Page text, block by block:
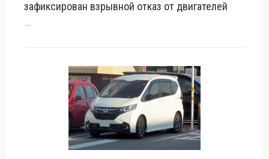
зафиксирован взрывной отказ от двигателей